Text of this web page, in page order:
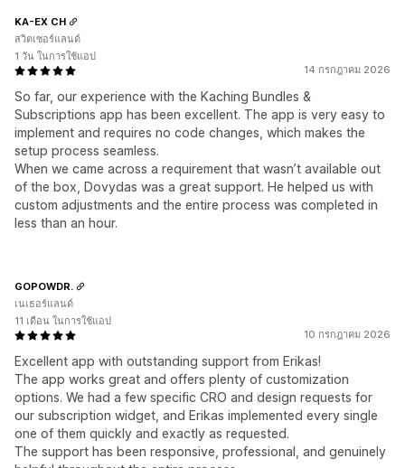
14 กรกฎาคม 2026
So far, our experience with the Kaching Bundles &
Subscriptions app has been excellent. The app is very easy to
implement and requires no code changes, which makes the
setup process seamless.
When we came across a requirement that wasn’t available out
of the box, Dovydas was a great support. He helped us with
custom adjustments and the entire process was completed in
less than an hour.
KA-EX CH
สวิตเซอร์แลนด์
1 วัน ในการใช้แอป
10 กรกฎาคม 2026
Excellent app with outstanding support from Erikas!
The app works great and offers plenty of customization
options. We had a few specific CRO and design requests for
our subscription widget, and Erikas implemented every single
one of them quickly and exactly as requested.
The support has been responsive, professional, and genuinely
GOPOWDR.
เนเธอร์แลนด์
11 เดือน ในการใช้แอป